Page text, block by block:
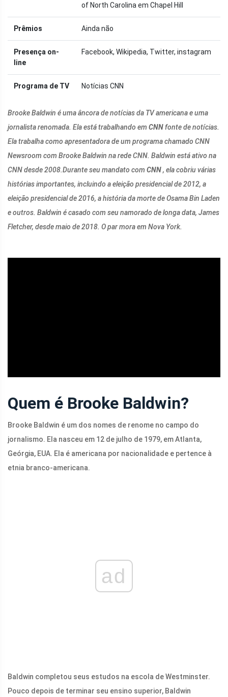
of North Carolina em Chapel Hill
Prêmios Ainda não
Presença on-
line
Facebook, Wikipedia, Twitter, instagram
Programa de TV Notícias CNN
Brooke Baldwin é uma âncora de notícias da TV americana e uma
jornalista renomada. Ela está trabalhando em CNNfonte de notícias.
Ela trabalha como apresentadora de um programa chamado CNN
Newsroom com Brooke Baldwin na rede CNN. Baldwin está ativo na
CNN desde 2008.Durante seu mandato com CNN, ela cobriu várias
histórias importantes, incluindo a eleição presidencial de 2012, a
eleição presidencial de 2016, a história da morte de Osama Bin Laden
e outros. Baldwin é casado com seu namorado de longa data, James
Fletcher, desde maio de 2018. O par mora em Nova York.
Quem é Brooke Baldwin?
Brooke Baldwin é um dos nomes de renome no campo do
jornalismo. Ela nasceu em 12 de julho de 1979, em Atlanta,
Geórgia, EUA. Ela é americana por nacionalidade e pertence à
etnia branco-americana.
ad
Baldwin completou seus estudos na escola de Westminster.
Pouco depois de terminar seu ensino superior, Baldwin